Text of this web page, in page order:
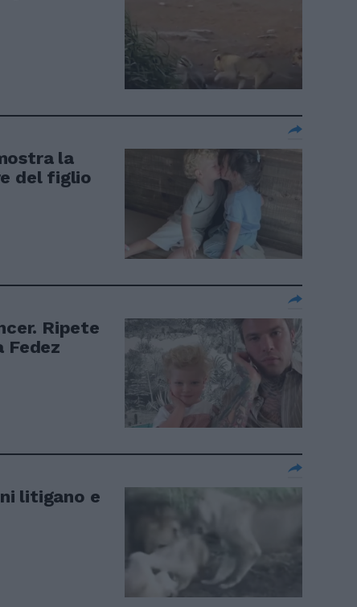
la
del figlio
Ripete
litigano e